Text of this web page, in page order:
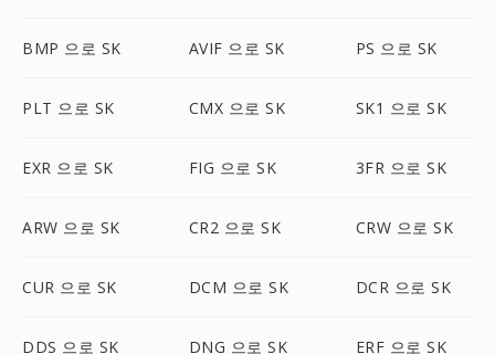
BMP 으로 SK AVIF 으로 SK PS 으로 SK
PLT 으로 SK CMX 으로 SK SK1 으로 SK
EXR 으로 SK FIG 으로 SK 3FR 으로 SK
ARW 으로 SK CR2 으로 SK CRW 으로 SK
CUR 으로 SK DCM 으로 SK DCR 으로 SK
DDS 으로 SK DNG 으로 SK ERF 으로 SK